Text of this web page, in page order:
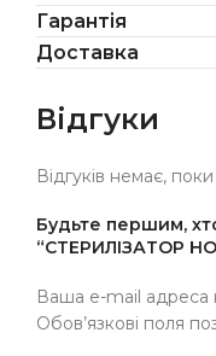
Гарантія
Доставка
Відгуки
Відгуків немає,
Будьте першим,
“СТЕРИЛІЗАТОР
Ваша e-mail адреса
Обов’язкові поля